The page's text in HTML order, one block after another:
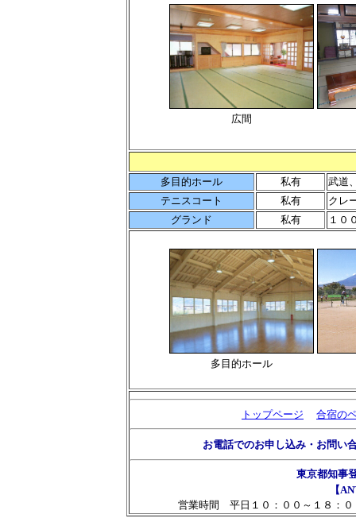
広間
多目的ホール 私有
武道
テニスコート
私有
クレ
グランド
私有 １０
多目的ホール
トップページ 合宿の
お電話でのお申し込み・お問い
東京都知事
【
営業時間 平日１０：００～１８：